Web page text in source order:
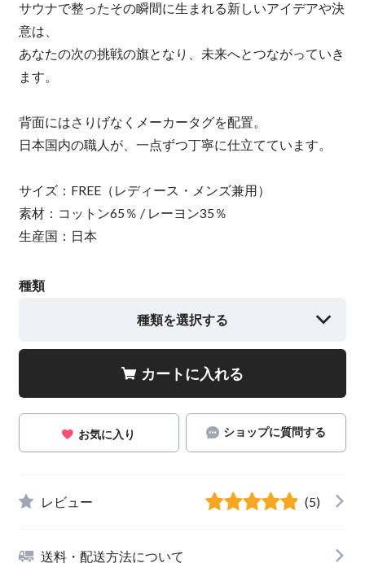
サウナで整ったその瞬間に生まれる新しいアイデアや決
意は、
あなたの次の挑戦の旗となり、未来へとつながっていき
ます。
背面にはさりげなくメーカータグを配置。
日本国内の職人が、一点ずつ丁寧に仕立てています。
サイズ：FREE（レディース・メンズ兼用）
素材：コットン65％ / レーヨン35％
生産国：日本
種類
種類を選択する
カートに入れる
お気に入り ショップに質問する
レビュー (5)
送料・配送方法について